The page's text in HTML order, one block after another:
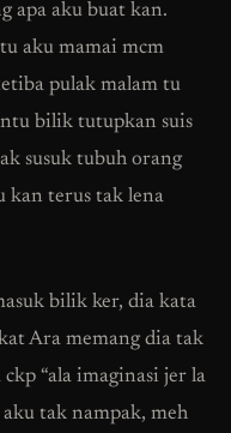
apa aku buat kan.
aku mamai mcm
pulak malam tu
bilik tutupkan suis
susuk tubuh orang
kan terus tak lena
bilik ker, dia kata
Ara memang dia tak
“ala imaginasi jer la
tak nampak, meh